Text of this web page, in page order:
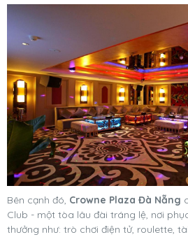
Bên cạnh đó, Crowne Plaza Đà Nẵng
Club - một tòa lâu đài tráng lệ, nơi
thưởng như: trò chơi điện tử, roulette,